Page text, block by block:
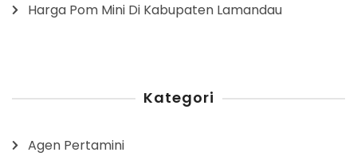
Harga Pom Mini Di Kabupaten Lamandau
Kategori
Agen Pertamini